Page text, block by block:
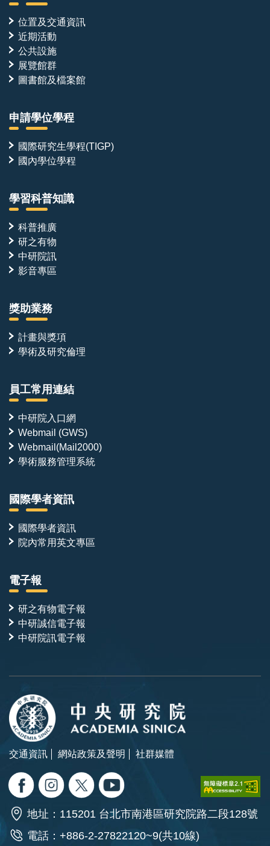
位置及交通資訊
近期活動
公共設施
展覽館群
圖書館及檔案館
申請學位學程
國際研究生學程(TIGP)
國內學位學程
學習科普知識
科普推廣
研之有物
中研院訊
影音專區
獎助業務
計畫與獎項
學術及研究倫理
員工常用連結
中研院入口網
Webmail (GWS)
Webmail(Mail2000)
學術服務管理系統
國際學者資訊
國際學者資訊
院內常用英文專區
電子報
研之有物電子報
中研誠信電子報
中研院訊電子報
交通資訊 網站政策及聲明 社群媒體
地址：115201 台北市南港區研究院路二段128號
電話：+886-2-27822120~9(共10線)